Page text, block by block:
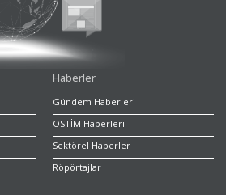
Haberler
Gündem Haberleri
OSTİM Haberleri
Sektörel Haberler
Röpörtajlar